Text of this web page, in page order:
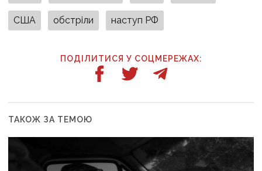
США обстріли наступ РФ
ПОДІЛИТИСЯ У СОЦМЕРЕЖАХ:
ТАКОЖ ЗА ТЕМОЮ